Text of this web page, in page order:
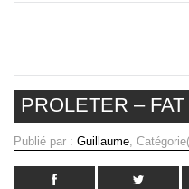
PROLETER –
Publié par : Guillaume,